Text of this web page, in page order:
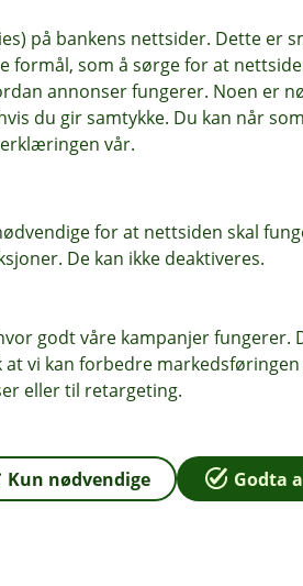
på bankens nettsider. Dette er
formål, som å sørge for at
annonser fungerer. Noen er
du gir samtykke. Du kan når
vår.
for at nettsiden skal
De kan ikke deaktiveres.
godt våre kampanjer fungerer.
vi kan forbedre
eller til retargeting.
Kun nødvendige Godta